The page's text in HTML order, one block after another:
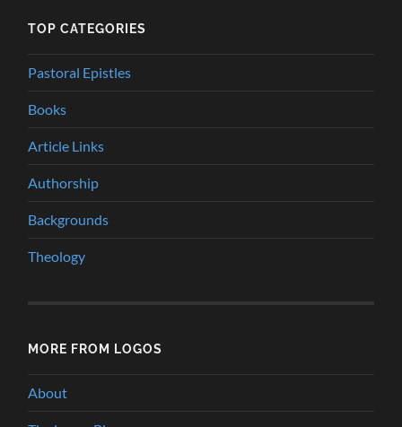
TOP CATEGORIES
Pastoral Epistles
Books
Article Links
Authorship
Backgrounds
Theology
MORE FROM LOGOS
About